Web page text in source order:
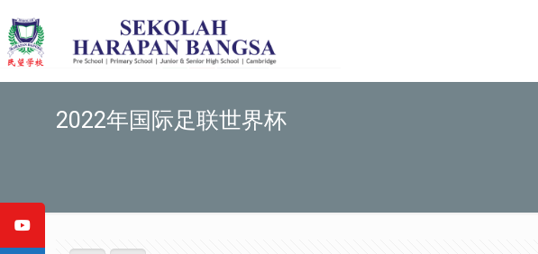
2022年国际足联世界杯